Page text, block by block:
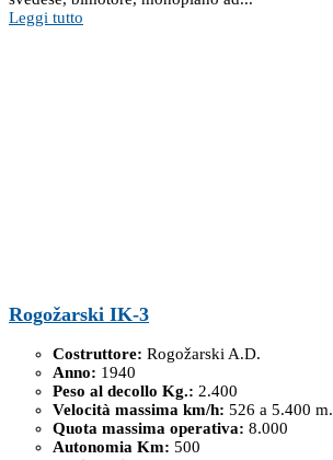
Leggi tutto
Rogožarski IK-3
Costruttore: Rogožarski A.D.
Anno: 1940
Peso al decollo Kg.: 2.400
Velocità massima km/h: 526 a 5.400 m.
Quota massima operativa: 8.000
Autonomia Km: 500